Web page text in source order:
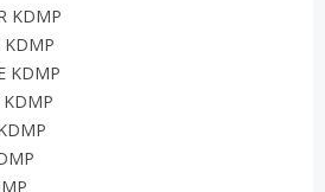
KDMP
KDMP
KDMP